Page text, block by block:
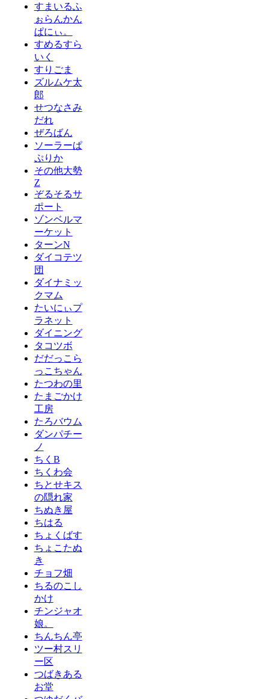
すまいるふ
ぉらんかん
ぱにぃ。
すめるすら
いく
すりごま
ズルムケ太
郎
せつなさみ
だれ
ぜろばん
ソーラーぱ
ぷりか
その他大勢
Z
ぞるそるサ
ポート
ゾンベルマ
ーケット
ターンN
ダイコテツ
団
ダイナミッ
クマム
たいにぃプ
ラネット
ダイニング
タコツボ
だだっこら
っこちゃん
たつわの里
たまごかけ
工房
たろバウム
ダンパチー
ノ
ちくB
ちくわ会
ちとせキス
の隠れ家
ちぬき屋
ちはる
ちょくばす
ちょこたぬ
き
チョフ畑
ちるのこし
かけ
チンジャオ
娘。
ちんちん亭
ツー村スリ
ー区
つばきある
お堂